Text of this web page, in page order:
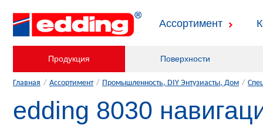
Ассортимент
Продукция Поверхности
Главная / Ассортимент / Промышленность, DIY Энтузиасты, Дом /
edding 8030